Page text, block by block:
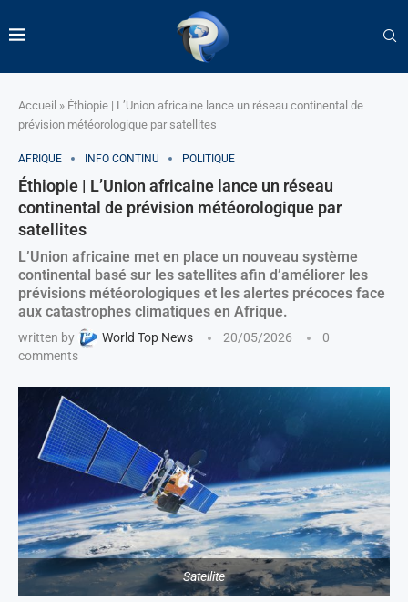
Accueil » Éthiopie | L’Union africaine lance un réseau continental de
prévision météorologique par satellites
AFRIQUE INFO CONTINU POLITIQUE
Éthiopie | L’Union africaine lance un réseau
continental de prévision météorologique par
satellites
L’Union africaine met en place un nouveau système
continental basé sur les satellites afin d’améliorer les
prévisions météorologiques et les alertes précoces face
aux catastrophes climatiques en Afrique.
written by World Top News 20/05/2026
0
comments
Satellite